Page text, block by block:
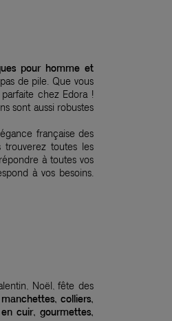
pour homme et
de pile. Que vous
parfaite chez Edora !
sont aussi robustes
française des
trouverez toutes les
à toutes vos
à vos besoins.
Noël, fête des
colliers,
cuir, gourmettes,